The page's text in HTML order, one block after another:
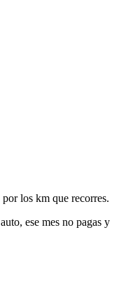
por los km que recorres.
ese mes no pagas y